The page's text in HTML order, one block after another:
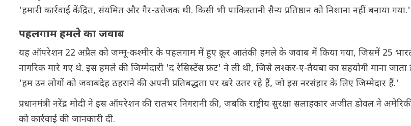
'हमारी कार्रवाई केंद्रित, संयमित और गैर-उत्तेजक थी. किसी भी पाकिस्तानी सैन्य प्रतिष्ठान को निशाना नहीं बनाया गया.'
पहलगाम हमले का जवाब
यह ऑपरेशन 22 अप्रैल को जम्मू-कश्मीर के पहलगाम में हुए क्रूर आतंकी हमले के जवाब में किया गया, जिसमें 25
नागरिक मारे गए थे. इस हमले की जिम्मेदारी 'द रेसिस्टेंस फ्रंट' ने ली थी, जिसे लश्कर-ए-तैयबा का सहयोगी माना जाता
'हम उन लोगों को जवाबदेह ठहराने की अपनी प्रतिबद्धता पर खरे उतर रहे हैं, जो इस नरसंहार के लिए जिम्मेदार हैं.'
प्रधानमंत्री नरेंद्र मोदी ने इस ऑपरेशन की रातभर निगरानी की, जबकि राष्ट्रीय सुरक्षा सलाहकार अजीत डोवल ने
को कार्रवाई की जानकारी दी.